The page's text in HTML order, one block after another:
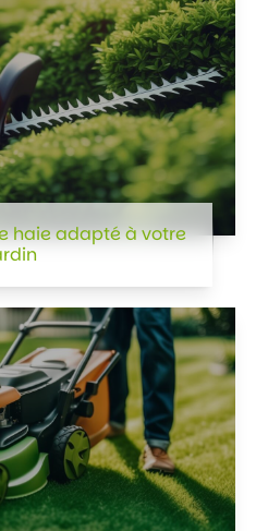
haie adapté à votre